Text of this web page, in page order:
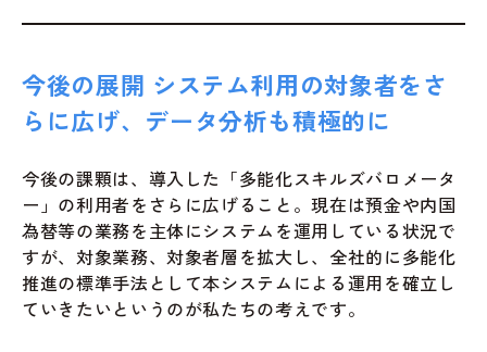
今後の展開 システム利用の対象者をさ
らに広げ、データ分析も積極的に
今後の課顆は、導入した「多能化スキルズバロメータ
ー」の利用者をさらに広げること。現在は預金や内国
為替等の業務を主体にシステムを運用している状況で
すが、対象業務、対象者層を拡大し、全社的に多能化
推進の標準手法として本システムによる運用を確立し
ていきたいというのが私たちの考えです。